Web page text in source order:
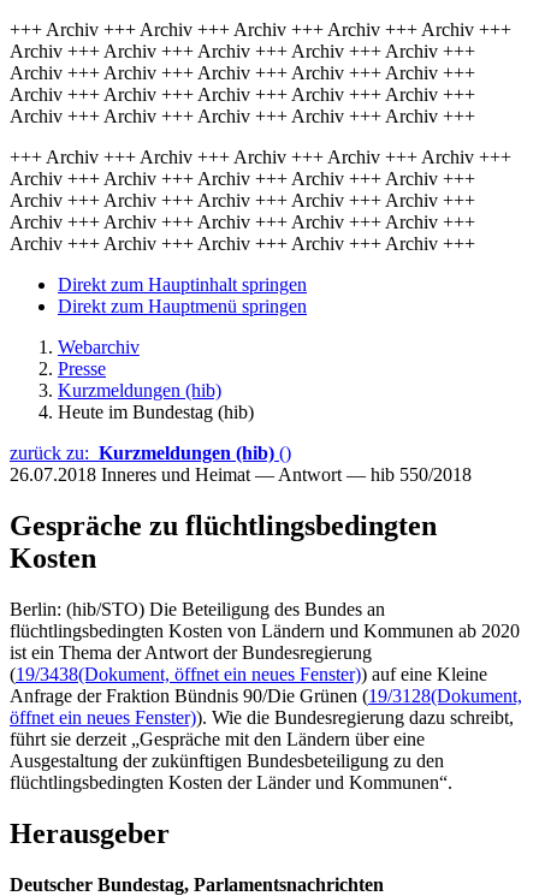
+++ Archiv +++ Archiv +++ Archiv +++ Archiv +++ Archiv +++
Archiv +++ Archiv +++ Archiv +++ Archiv +++ Archiv +++
Archiv +++ Archiv +++ Archiv +++ Archiv +++ Archiv +++
Archiv +++ Archiv +++ Archiv +++ Archiv +++ Archiv +++
Archiv +++ Archiv +++ Archiv +++ Archiv +++ Archiv +++
+++ Archiv +++ Archiv +++ Archiv +++ Archiv +++ Archiv +++
Archiv +++ Archiv +++ Archiv +++ Archiv +++ Archiv +++
Archiv +++ Archiv +++ Archiv +++ Archiv +++ Archiv +++
Archiv +++ Archiv +++ Archiv +++ Archiv +++ Archiv +++
Archiv +++ Archiv +++ Archiv +++ Archiv +++ Archiv +++
Direkt zum Hauptinhalt springen
Direkt zum Hauptmenü springen
Webarchiv
Presse
Kurzmeldungen (hib)
Heute im Bundestag (hib)
zurück zu: Kurzmeldungen (hib) ()
26.07.2018 Inneres und Heimat — Antwort — hib 550/2018
Gespräche zu flüchtlingsbedingten
Kosten
Berlin: (hib/STO) Die Beteiligung des Bundes an
flüchtlingsbedingten Kosten von Ländern und Kommunen ab 2020
ist ein Thema der Antwort der Bundesregierung
(19/3438(Dokument, öffnet ein neues Fenster)) auf eine Kleine
Anfrage der Fraktion Bündnis 90/Die Grünen (19/3128(Dokument,
öffnet ein neues Fenster)). Wie die Bundesregierung dazu schreibt,
führt sie derzeit „Gespräche mit den Ländern über eine
Ausgestaltung der zukünftigen Bundesbeteiligung zu den
flüchtlingsbedingten Kosten der Länder und Kommunen“.
Herausgeber
Deutscher Bundestag, Parlamentsnachrichten